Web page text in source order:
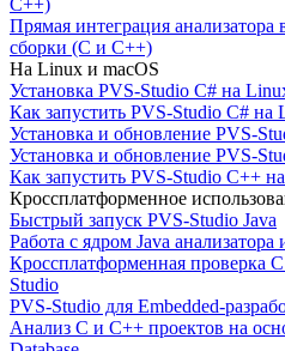
Прямая интеграция анализатора
сборки (C и C++)
На Linux и macOS
Установка PVS-Studio C# на
Как запустить PVS-Studio C# на
Установка и обновление PVS-
Установка и обновление PVS-
Как запустить PVS-Studio C++
Кроссплатформенное
Быстрый запуск PVS-Studio Java
Работа с ядром Java
Кроссплатформенная проверка
Studio
PVS-Studio для Embedded-
Анализ C и C++ проектов на